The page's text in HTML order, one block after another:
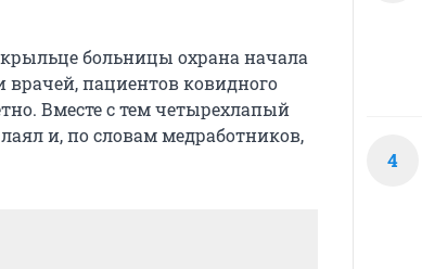
больницы охрана начала
врачей, пациентов ковидного
Вместе с тем четырехлапый
и, по словам медработников,
4